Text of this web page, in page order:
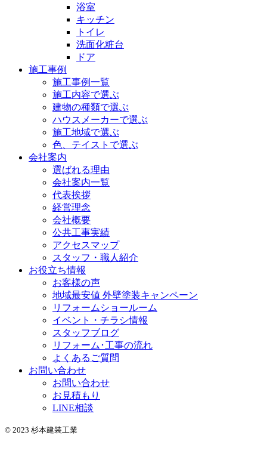
浴室
キッチン
トイレ
洗面化粧台
ドア
施工事例
施工事例一覧
施工内容で選ぶ
建物の種類で選ぶ
ハウスメーカーで選ぶ
施工地域で選ぶ
色、テイストで選ぶ
会社案内
選ばれる理由
会社案内一覧
代表挨拶
経営理念
会社概要
公共工事実績
アクセスマップ
スタッフ・職人紹介
お役立ち情報
お客様の声
地域最安値 外壁塗装キャンペーン
リフォームショールーム
イベント・チラシ情報
スタッフブログ
リフォーム･工事の流れ
よくあるご質問
お問い合わせ
お問い合わせ
お見積もり
LINE相談
© 2023 杉本建装工業